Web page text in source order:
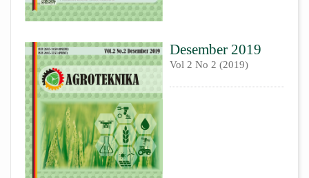
Desember 2019
Vol 2 No 2 (2019)